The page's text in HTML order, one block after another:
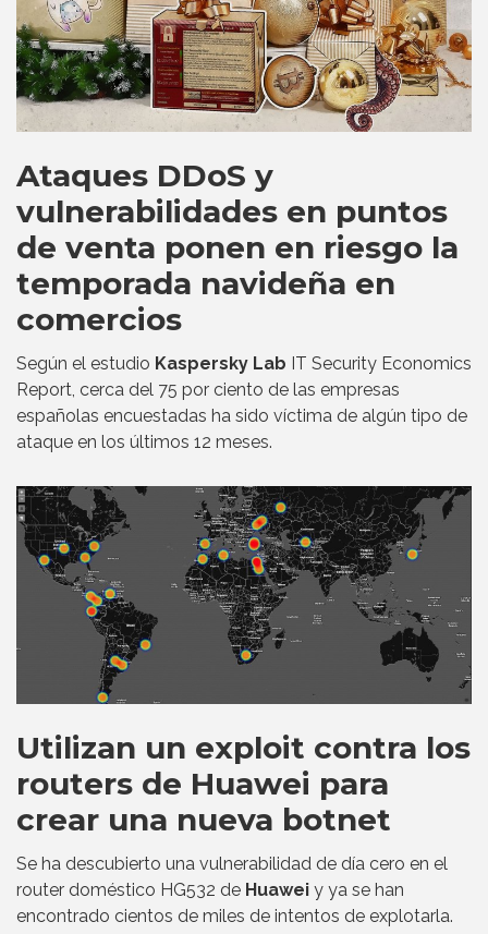
Ataques DDoS y
vulnerabilidades en puntos
de venta ponen en riesgo la
temporada navideña en
comercios
Según el estudio Kaspersky Lab IT Security Economics
Report, cerca del 75 por ciento de las empresas
españolas encuestadas ha sido víctima de algún tipo de
ataque en los últimos 12 meses.
Utilizan un exploit contra los
routers de Huawei para
crear una nueva botnet
Se ha descubierto una vulnerabilidad de día cero en el
router doméstico HG532 de Huawei y ya se han
encontrado cientos de miles de intentos de explotarla.